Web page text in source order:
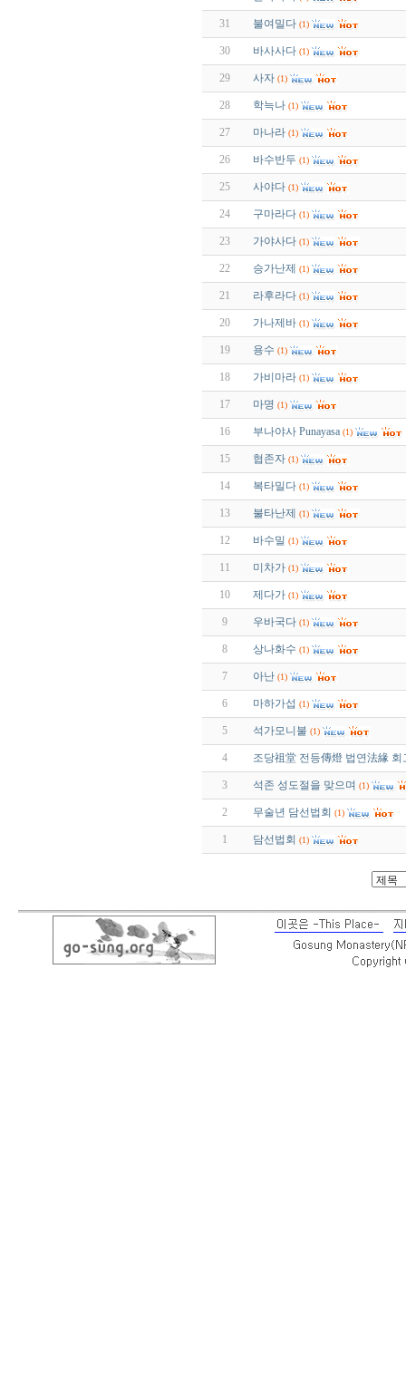
31 불여밀다 (1)
30 바사사다 (1)
29 사자 (1)
28 학늑나 (1)
27 마나라 (1)
26 바수반두 (1)
25 사야다 (1)
24 구마라다 (1)
23 가야사다 (1)
22 승가난제 (1)
21 라후라다 (1)
20 가나제바 (1)
19 용수 (1)
18 가비마라 (1)
17 마명 (1)
16 부나야사 Punayasa (1)
15 협존자 (1)
14 복타밀다 (1)
13 불타난제 (1)
12 바수밀 (1)
11 미차가 (1)
10 제다가 (1)
9 우바국다 (1)
8 상나화수 (1)
7 아난 (1)
6 마하가섭 (1)
5 석가모니불 (1)
4 조당祖堂 전등傳燈 법연法緣 회
3 석존 성도절을 맞으며 (1)
2 무술년 담선법회 (1)
1 담선법회 (1)